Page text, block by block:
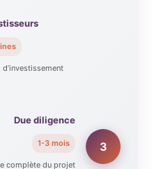
3
Due diligence
1-3 mois
complète du projet